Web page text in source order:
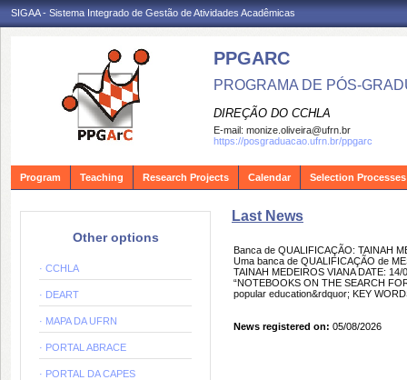
SIGAA - Sistema Integrado de Gestão de Atividades Acadêmicas
PPGARC
PROGRAMA DE PÓS-
DIREÇÃO DO CCHLA
E-mail: monize.oliveira@ufrn.br
https://posgraduacao.ufrn.br/ppgarc
Program Teaching Research Projects Calendar Selection Processes
Other options
· CCHLA
· DEART
· MAPA DA UFRN
· PORTAL ABRACE
· PORTAL DA CAPES
Last News
Banca de QUALIFICAÇÃO: TAINAH
Uma banca de QUALIFICAÇÃO de
TAINAH MEDEIROS VIANA DATE:
“NOTEBOOKS ON THE SEARCH
popular education&rdquor; KEY
News registered on: 05/08/2026